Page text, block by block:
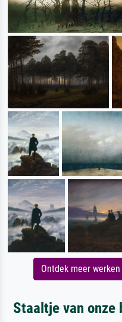
Ontdek meer
Staaltje van onze